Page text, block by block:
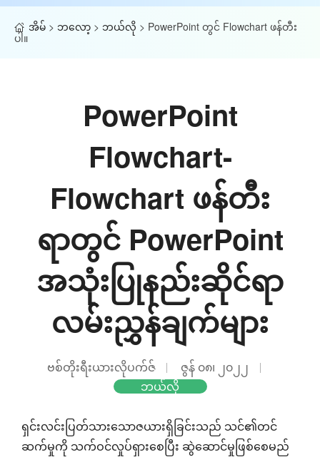
အိမ် > ဘလော့ > ဘယ်လို > PowerPoint တွင် Flowchart ဖန်တီး
ပါ။
PowerPoint
Flowchart-
Flowchart ဖန်တီး
ရာတွင် PowerPoint
အသုံးပြုနည်းဆိုင်ရာ
လမ်းညွှန်ချက်များ
ဗစ်တိုးရီးယားလိုပက်ဇ်
ဇွန် ၀၈၊ ၂၀၂၂
ဘယ်လို
ရှင်းလင်းပြတ်သားသောဇယားရှိခြင်းသည် သင်၏တင်
ဆက်မှုကို သက်ဝင်လှုပ်ရှားစေပြီး ဆွဲဆောင်မှုဖြစ်စေမည်